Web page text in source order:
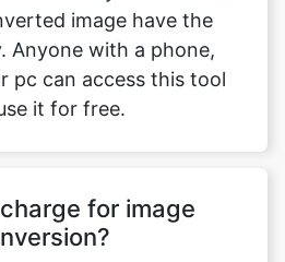
it for free.
for image
free to use which
it as often as you want